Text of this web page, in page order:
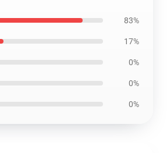
83%
17%
0%
0%
0%